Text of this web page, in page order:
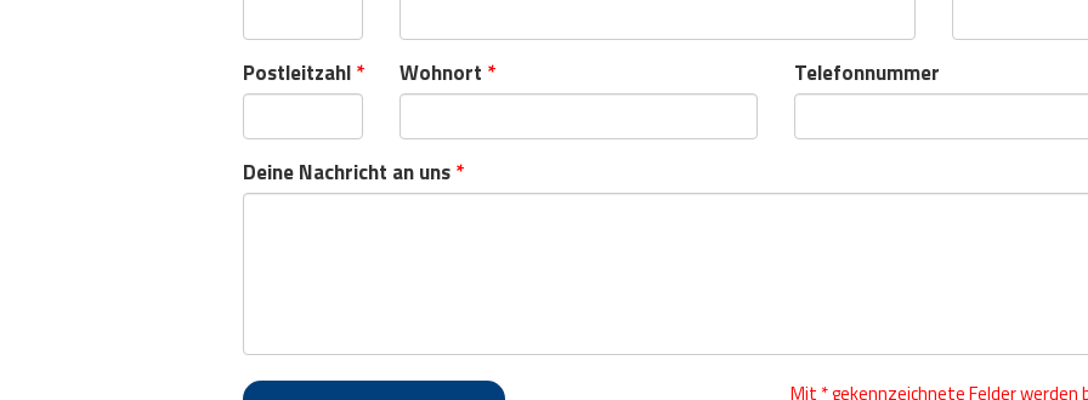
Postleitzahl* Wohnort * Telefonnummer
Deine Nachricht an uns*
Mit * gekennzeichnete Felder werden